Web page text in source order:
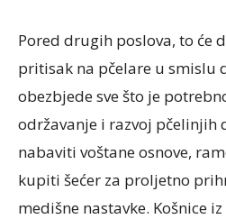
Pored drugih poslova, to će
pritisak na pčelare u smislu
obezbjede sve što je
održavanje i razvoj pčelinjih
nabaviti voštane osnove,
kupiti šećer za proljetno
medišne nastavke. Košnice